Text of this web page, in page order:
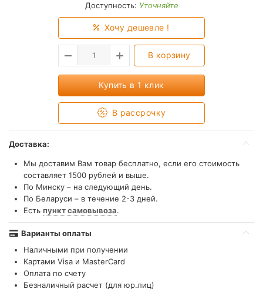
Доступность: Уточняйте
Хочу дешевле !
В корзину
Купить в 1 клик
В рассрочку
Доставка:
Мы доставим Вам товар бесплатно, если его стоимость
составляет 1500 рублей и выше.
По Минску – на следующий день.
По Беларуси – в течение 2-3 дней.
Есть пункт самовывоза.
Варианты оплаты
Наличными при получении
Картами Visa и MasterCard
Оплата по счету
Безналичный расчет (для юр.лиц)